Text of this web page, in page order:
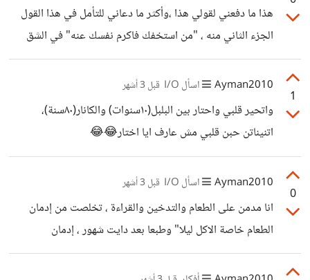
هذا ما دفعني لقولي هذا ،وأكثر ما دعاني للتأمل في هذا القول
الجزء الثاني منه ، "من استخفك فاكرم نفسك عنه" في الشق
الأول يتناول فعل طبيعي بديهي في إكرام من أكرمك وانا بطبعي
احب خدمة الناس وأشعر بالسعادة لذلك ومن يكرمني يحرجني
لاني احتار كيف ارد له معروفه. اما الشق الثاني من يستخف في
معروفي او يستغل طيبة نفسي وبالبلدي كده "يعض الايد لتمدتلو
" ده إكرام النفس في الاعراض عنه والا سوف يستنذفنا ويرهقنا
1
Ayman2010 اسأل I/O قبل 3 أشهر
واتحير قلبي واحتار بين البلبل(١٠سنوات) والكانار(٨٠سنة)،
اتنيناتن حبن قلبي مش عارف ايا اختار😂😂
0
Ayman2010 اسأل I/O قبل 3 أشهر
انا مدمن على الطعام والتدخين والقراءة ، تخلصت من إدمان
الطعام خاصة الاكل ليلا" وطبعا بعد دايت شهور ، إدمان
التدخين(نفسي وبيولوجي )وفق الرأي الطبي ولكن برأي الطبيب
لابأس به باعتدال ما دام أرى انه يعالجني من التوتر😂 اما إدمان